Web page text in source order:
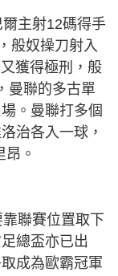
主射12碼得手
般奴操刀射入
獲得極刑，般
曼聯的多古單
。曼聯打多個
治各入一球，
。
聯賽位置取下
總盃亦已出
成為歐霸冠軍